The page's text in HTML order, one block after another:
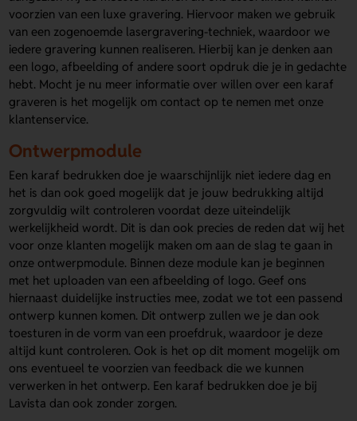
voorzien van een luxe gravering. Hiervoor maken we gebruik
van een zogenoemde lasergravering-techniek, waardoor we
iedere gravering kunnen realiseren. Hierbij kan je denken aan
een logo, afbeelding of andere soort opdruk die je in gedachte
hebt. Mocht je nu meer informatie over willen over een karaf
graveren is het mogelijk om contact op te nemen met onze
klantenservice.
Ontwerpmodule
Een karaf bedrukken doe je waarschijnlijk niet iedere dag en
het is dan ook goed mogelijk dat je jouw bedrukking altijd
zorgvuldig wilt controleren voordat deze uiteindelijk
werkelijkheid wordt. Dit is dan ook precies de reden dat wij het
voor onze klanten mogelijk maken om aan de slag te gaan in
onze ontwerpmodule. Binnen deze module kan je beginnen
met het uploaden van een afbeelding of logo. Geef ons
hiernaast duidelijke instructies mee, zodat we tot een passend
ontwerp kunnen komen. Dit ontwerp zullen we je dan ook
toesturen in de vorm van een proefdruk, waardoor je deze
altijd kunt controleren. Ook is het op dit moment mogelijk om
ons eventueel te voorzien van feedback die we kunnen
verwerken in het ontwerp. Een karaf bedrukken doe je bij
Lavista dan ook zonder zorgen.